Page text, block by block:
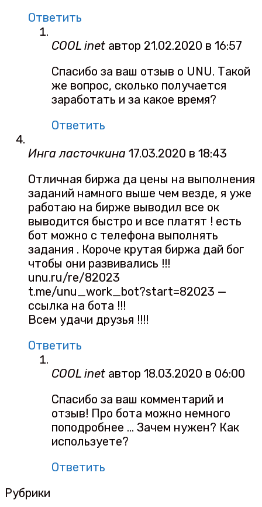
Ответить
COOL inet автор 21.02.2020 в 16:57
Спасибо за ваш отзыв о UNU. Такой
же вопрос, сколько получается
заработать и за какое время?
Ответить
Инга ласточкина 17.03.2020 в 18:43
Отличная биржа да цены на выполнения
заданий намного выше чем везде, я уже
работаю на бирже выводил все ок
выводится быстро и все платят ! есть
бот можно с телефона выполнять
задания . Короче крутая биржа дай бог
чтобы они развивались !!!
unu.ru/re/82023
t.me/unu_work_bot?start=82023 —
ссылка на бота !!!
Всем удачи друзья !!!!
Ответить
COOL inet автор 18.03.2020 в 06:00
Спасибо за ваш комментарий и
отзыв! Про бота можно немного
поподробнее … Зачем нужен? Как
используете?
Ответить
Рубрики